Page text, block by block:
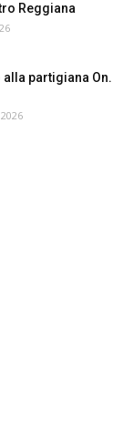
Reggiana
partigiana On.